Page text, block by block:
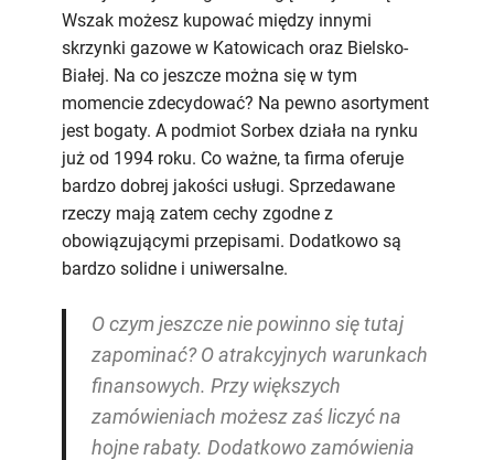
Wszak możesz kupować między innymi
skrzynki gazowe w Katowicach oraz Bielsko-
Białej. Na co jeszcze można się w tym
momencie zdecydować? Na pewno asortyment
jest bogaty. A podmiot Sorbex działa na rynku
już od 1994 roku. Co ważne, ta firma oferuje
bardzo dobrej jakości usługi. Sprzedawane
rzeczy mają zatem cechy zgodne z
obowiązującymi przepisami. Dodatkowo są
bardzo solidne i uniwersalne.
O czym jeszcze nie powinno się tutaj
zapominać? O atrakcyjnych warunkach
finansowych. Przy większych
zamówieniach możesz zaś liczyć na
hojne rabaty. Dodatkowo zamówienia